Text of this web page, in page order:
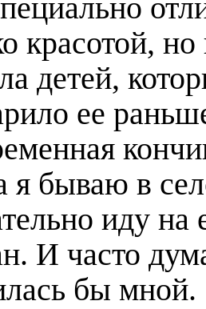
красотой,
детей,
ее
я бываю в
иду
И часто
бы мной.